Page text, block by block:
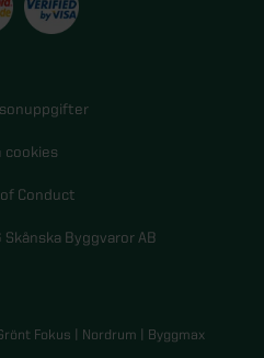
cookies
Conduct
Byggvaror AB
Fokus | Nordrum | Byggmax